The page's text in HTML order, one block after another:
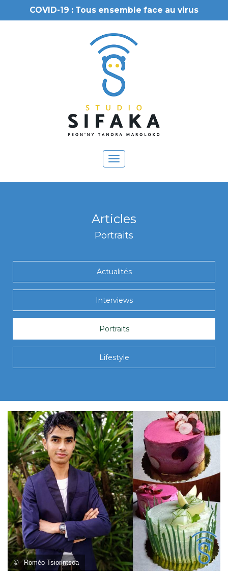
COVID-19 : Tous ensemble face au virus
Toggle
navigation
Articles
Portraits
Actualités
Interviews
Portraits
Lifestyle
© Roméo Tsiorintsoa